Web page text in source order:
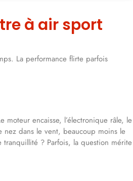
à air sport
La performance flirte parfois
moteur encaisse, l’électronique râle, le
dans le vent, beaucoup moins le
? Parfois, la question mérite